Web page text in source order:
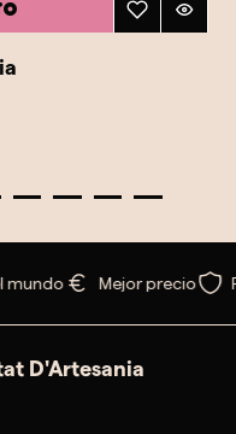
mundo Mejor precio
D'Artesania